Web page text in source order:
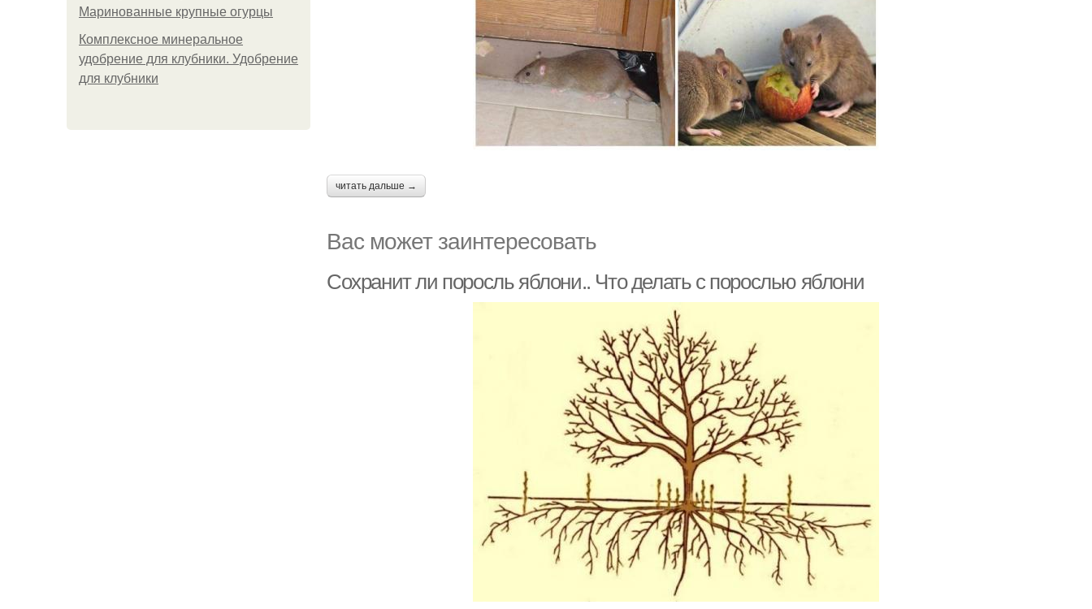
Маринованные крупные огурцы
Комплексное минеральное
удобрение для клубники. Удобрение
для клубники
читать дальше →
Вас может заинтересовать
Сохранит ли поросль яблони.. Что делать с порослью яблони